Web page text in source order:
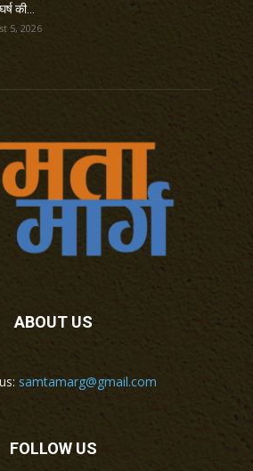
की...
5, 2026
ABOUT US
samtamarg@gmail.com
FOLLOW US